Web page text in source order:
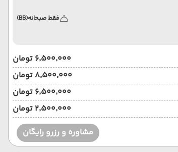
فقط صبحانه(BB)
۶٬۵۰۰٬۰۰۰ تومان
۸٬۵۰۰٬۰۰۰ تومان
۶٬۵۰۰٬۰۰۰ تومان
۲٬۵۰۰٬۰۰۰ تومان
مشاوره و رزرو رایگان